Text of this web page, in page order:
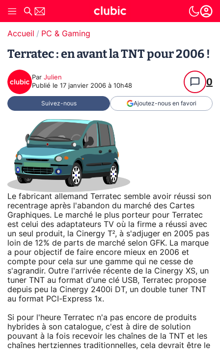
Accueil PC & Gaming
Terratec : en avant la TNT pour 2006 !
Par Julien
Publié le 17 janvier 2006 à 10h48 0
Suivez-nous Ajoutez-nous en favori
Le fabricant allemand Terratec semble avoir réussi son
recentrage après l'abandon du marché des Cartes
Graphiques. Le marché le plus porteur pour Terratec
est celui des adaptateurs TV où la firme a réussi avec
un seul produit, la Cinergy T², à s'adjuger en 2005 pas
loin de 12% de parts de marché selon GFK. La marque
a pour objectif de faire encore mieux en 2006 et
compte pour cela sur une gamme qui ne cesse de
s'agrandir. Outre l'arrivée récente de la Cinergy XS, un
tuner TNT au format d'une clé USB, Terratec propose
depuis peu la Cinergy 2400i DT, un double tuner TNT
au format PCI-Express 1x.
Si pour l'heure Terratec n'a pas encore de produits
hybrides à son catalogue, c'est à dire de solution
pouvant à la fois recevoir les chaînes de la TNT et les
chaînes hertziennes traditionnelles, cela devrait être le